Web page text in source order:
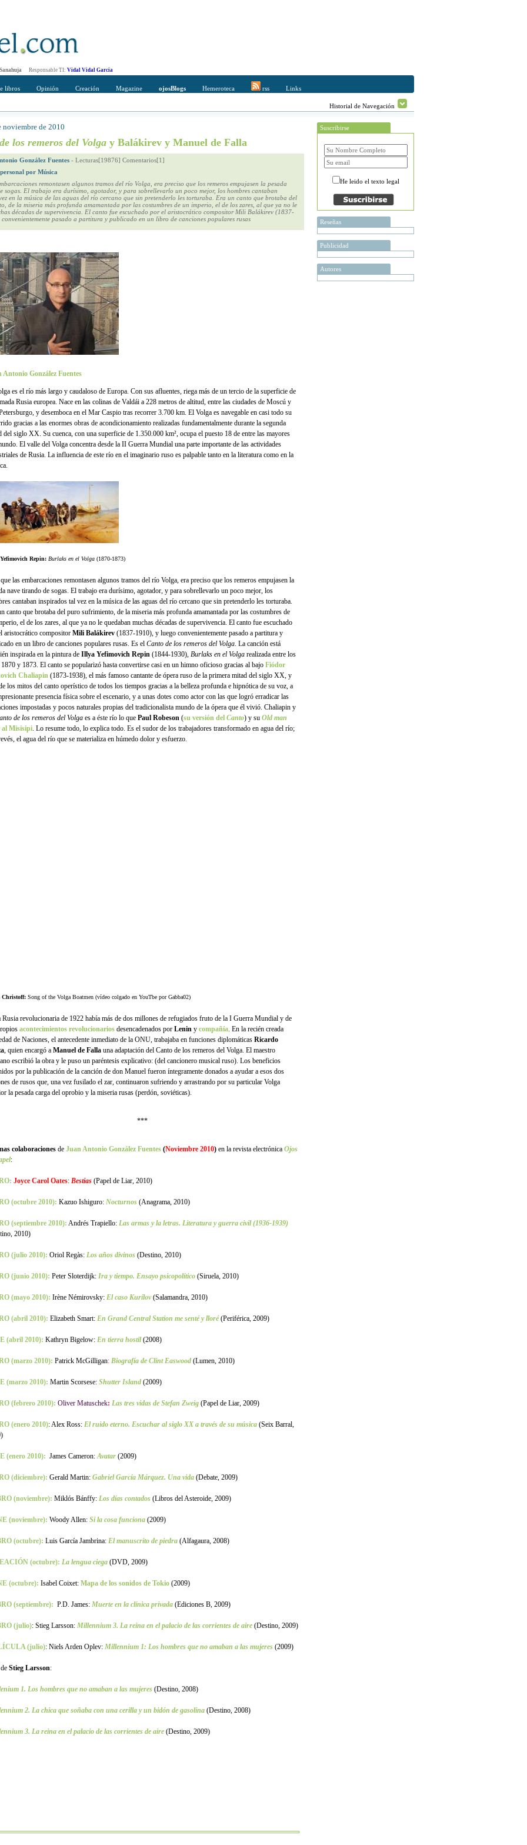
Responsable TI: Vidal Vidal Garcia
libros Opinión Creación Magazine ojosBlogs Hemeroteca rss Links
Historial de Navegación
Direccción de correo del destinatario
noviembre de 2010
los remeros del Volga y Balákirev y Manuel de Falla
González Fuentes - Lecturas[19876] Comentarios[1]
por Música
remontasen algunos tramos del río Volga, era preciso que los remeros empujasen la pesada
sogas. El trabajo era durísimo, agotador, y para sobrellevarlo un poco mejor, los hombres cantaban
en la música de las aguas del río cercano que sin pretenderlo les torturaba. Era un canto que brotaba del
de la miseria más profunda amamantada por las costumbres de un imperio, el de los zares, al que ya no le
décadas de supervivencia. El canto fue escuchado por el aristocrático compositor Mili Balákirev (1837-
convenientemente pasado a partitura y publicado en un libro de canciones populares rusas
Antonio González Fuentes
es el río más largo y caudaloso de Europa. Con sus afluentes, riega más de un tercio de la superficie de
Rusia europea. Nace en las colinas de Valdái a 228 metros de altitud, entre las ciudades de Moscú y
y desemboca en el Mar Caspio tras recorrer 3.700 km. El Volga es navegable en casi todo su
gracias a las enormes obras de acondicionamiento realizadas fundamentalmente durante la segunda
del siglo XX. Su cuenca, con una superficie de 1.350.000 km², ocupa el puesto 18 de entre las mayores
El valle del Volga concentra desde la II Guerra Mundial una parte importante de las actividades
de Rusia. La influencia de este río en el imaginario ruso es palpable tanto en la literatura como en la
Repin: Burlaks en el Volga (1870-1873)
las embarcaciones remontasen algunos tramos del río Volga, era preciso que los remeros empujasen la
nave tirando de sogas. El trabajo era durísimo, agotador, y para sobrellevarlo un poco mejor, los
cantaban inspirados tal vez en la música de las aguas del río cercano que sin pretenderlo les torturaba.
canto que brotaba del puro sufrimiento, de la miseria más profunda amamantada por las costumbres de
el de los zares, al que ya no le quedaban muchas décadas de supervivencia. El canto fue escuchado
aristocrático compositor Mili Balákirev (1837-1910), y luego convenientemente pasado a partitura y
en un libro de canciones populares rusas. Es el Canto de los remeros del Volga. La canción está
inspirada en la pintura de Illya Yefimovich Repin (1844-1930), Burlaks en el Volga realizada entre los
1870 y 1873. El canto se popularizó hasta convertirse casi en un himno oficioso gracias al bajo Fiódor
Chaliapin (1873-1938), el más famoso cantante de ópera ruso de la primera mitad del siglo XX, y
los mitos del canto operístico de todos los tiempos gracias a la belleza profunda e hipnótica de su voz, a
presencia física sobre el escenario, y a unas dotes como actor con las que logró erradicar las
impostadas y pocos naturales propias del tradicionalista mundo de la ópera que él vivió. Chaliapin y
de los remeros del Volga es a éste río lo que Paul Robeson (su versión del Canto) y su Old man
al Misisipi. Lo resume todo, lo explica todo. Es el sudor de los trabajadores transformado en agua del río;
el agua del río que se materializa en húmedo dolor y esfuerzo.
Christoff: Song of the Volga Boatmen (vídeo colgado en YouTbe por Gabba02)
Rusia revolucionaria de 1922 había más de dos millones de refugiados fruto de la I Guerra Mundial y de
acontecimientos revolucionarios desencadenados por Lenin y compañía. En la recién creada
de Naciones, el antecedente inmediato de la ONU, trabajaba en funciones diplomáticas Ricardo
, quien encargó a Manuel de Falla una adaptación del Canto de los remeros del Volga. El maestro
escribió la obra y le puso un paréntesis explicativo: (del cancionero musical ruso). Los beneficios
por la publicación de la canción de don Manuel fueron íntegramente donados a ayudar a esos dos
de rusos que, una vez fusilado el zar, continuaron sufriendo y arrastrando por su particular Volga
la pesada carga del oprobio y la miseria rusas (perdón, soviéticas).
***
colaboraciones de Juan Antonio González Fuentes (Noviembre 2010) en la revista electrónica Ojos
:
Joyce Carol Oates: Bestias (Papel de Liar, 2010)
(octubre 2010): Kazuo Ishiguro: Nocturnos (Anagrama, 2010)
(septiembre 2010): Andrés Trapiello: Las armas y la letras. Literatura y guerra civil (1936-1939)
2010)
(julio 2010): Oriol Regàs: Los años divinos (Destino, 2010)
(junio 2010): Peter Sloterdijk: Ira y tiempo. Ensayo psicopolítico (Siruela, 2010)
(mayo 2010): Irène Némirovsky: El caso Kurílov(Salamandra, 2010)
(abril 2010): Elizabeth Smart: En Grand Central Station me senté y lloré(Periférica, 2009)
(abril 2010): Kathryn Bigelow: En tierra hostil(2008)
(marzo 2010): Patrick McGilligan: Biografía de Clint Easwood (Lumen, 2010)
(marzo 2010): Martin Scorsese: Shutter Island (2009)
(febrero 2010): Oliver Matuschek: Las tres vidas de Stefan Zweig (Papel de Liar, 2009)
(enero 2010): Alex Ross: El ruido eterno. Escuchar al siglo XX a través de su música (Seix Barral,
(enero 2010): James Cameron:Avatar (2009)
(diciembre): Gerald Martin: Gabriel García Márquez. Una vida (Debate, 2009)
(noviembre): Miklós Bánffy: Los días contados (Libros del Asteroide, 2009)
(noviembre): Woody Allen: Si la cosa funciona (2009)
(octubre): Luis García Jambrina: El manuscrito de piedra (Alfagaura, 2008)
(octubre): La lengua ciega (DVD, 2009)
(octubre): Isabel Coixet: Mapa de los sonidos de Tokio (2009)
(septiembre): P.D. James: Muerte en la clínica privada (Ediciones B, 2009)
(julio): Stieg Larsson: Millennium 3. La reina en el palacio de las corrientes de aire (Destino, 2009)
(julio): Niels Arden Oplev: Millennium 1: Los hombres que no amaban a las mujeres (2009)
Stieg Larsson:
1. Los hombres que no amaban a las mujeres (Destino, 2008)
2. La chica que soñaba con una cerilla y un bidón de gasolina (Destino, 2008)
3. La reina en el palacio de las corrientes de aire (Destino, 2009)
Suscribirse
He leido el texto legal
Reseñas
Publicidad
Autores